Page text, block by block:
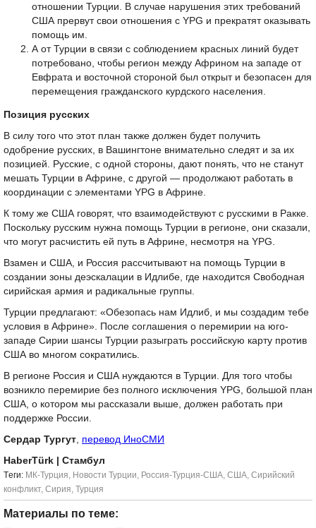
отношении Турции. В случае нарушения этих требований
США прервут свои отношения с YPG и прекратят оказывать
помощь им.
А от Турции в связи с соблюдением красных линий будет
потребовано, чтобы регион между Африном на западе от
Евфрата и восточной стороной был открыт и безопасен для
перемещения гражданского курдского населения.
Позиция русских
В силу того что этот план также должен будет получить
одобрение русских, в Вашингтоне внимательно следят и за их
позицией. Русские, с одной стороны, дают понять, что не станут
мешать Турции в Африне, с другой — продолжают работать в
координации с элементами YPG в Африне.
К тому же США говорят, что взаимодействуют с русскими в Ракке.
Поскольку русским нужна помощь Турции в регионе, они сказали,
что могут расчистить ей путь в Африне, несмотря на YPG.
Взамен и США, и Россия рассчитывают на помощь Турции в
создании зоны деэскалации в Идлибе, где находится Свободная
сирийская армия и радикальные группы.
Турции предлагают: «Обезопась нам Идлиб, и мы создадим тебе
условия в Африне». После соглашения о перемирии на юго-
западе Сирии шансы Турции разыграть российскую карту против
США во многом сократились.
В регионе Россия и США нуждаются в Турции. Для того чтобы
возникло перемирие без полного исключения YPG, большой план
США, о котором мы рассказали выше, должен работать при
поддержке России.
Сердар Тургут, перевод ИноСМИ
HaberTürk
| Стамбул
Tеги: МК-Турция, Новости Турции, Россия-Турция-США, США, Сирийский
конфликт, Сирия, Турция
Материалы по теме: